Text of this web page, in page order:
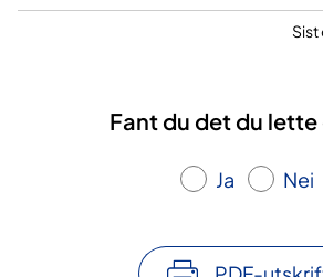
Fant du det du
Ja Nei